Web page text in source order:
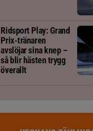
Ridsport Play: Grand
Prix-tränaren
avslöjar sina knep –
så blir hästen trygg
överallt